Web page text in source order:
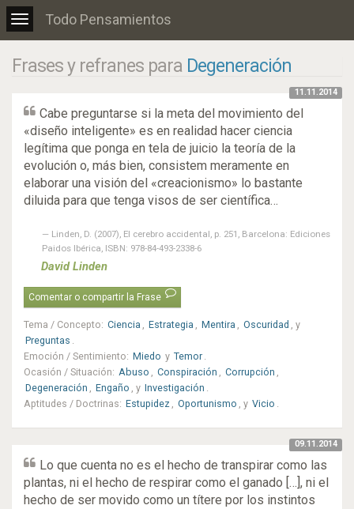
Toggle
navigation
Todo Pensamientos
Frases y refranes para Degeneración
11.11.2014
Cabe preguntarse si la meta del movimiento del
«diseño inteligente» es en realidad hacer ciencia
legítima que ponga en tela de juicio la teoría de la
evolución o, más bien, consistem meramente en
elaborar una visión del «creacionismo» lo bastante
diluida para que tenga visos de ser científica…
Linden, D. (2007), El cerebro accidental, p. 251, Barcelona: Ediciones
Paidos Ibérica, ISBN: 978-84-493-2338-6
David Linden
Comentar o compartir la Frase
Tema / Concepto: Ciencia , Estrategia , Mentira , Oscuridad , y
Preguntas .
Emoción / Sentimiento: Miedo y Temor .
Ocasión / Situación: Abuso , Conspiración , Corrupción ,
Degeneración , Engaño , y Investigación .
Aptitudes / Doctrinas: Estupidez , Oportunismo , y Vicio .
09.11.2014
Lo que cuenta no es el hecho de transpirar como las
plantas, ni el hecho de respirar como el ganado […], ni el
hecho de ser movido como un títere por los instintos